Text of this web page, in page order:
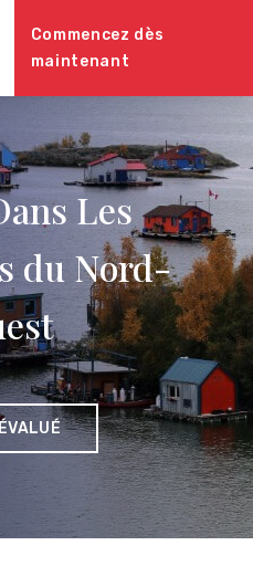
Commencez dès
maintenant
Les
du Nord-